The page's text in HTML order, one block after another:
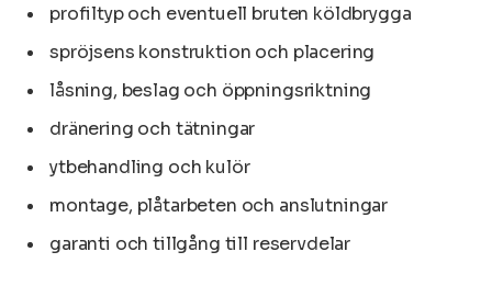
profiltyp och eventuell bruten köldbrygga
spröjsens konstruktion och placering
låsning, beslag och öppningsriktning
dränering och tätningar
ytbehandling och kulör
montage, plåtarbeten och anslutningar
garanti och tillgång till reservdelar